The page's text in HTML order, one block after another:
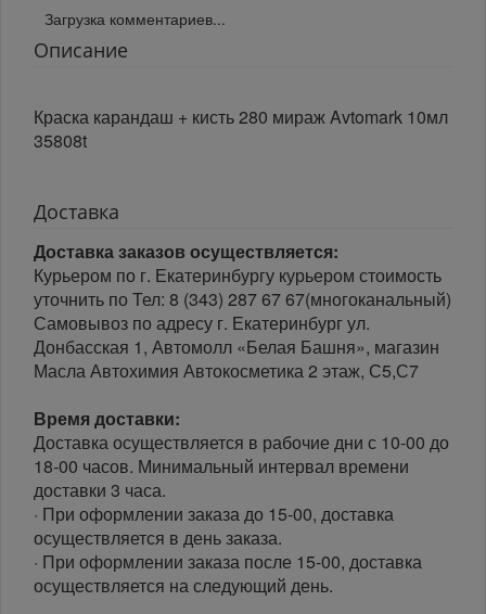
Загрузка комментариев...
Описание
Краска карандаш + кисть 280 мираж Avtomark 10мл
35808t
Доставка
Доставка заказов осуществляется:
Курьером по г. Екатеринбургу курьером стоимость
уточнить по Тел: 8 (343) 287 67 67(многоканальный)
Самовывоз по адресу г. Екатеринбург ул.
Донбасская 1, Автомолл «Белая Башня», магазин
Масла Автохимия Автокосметика 2 этаж, С5,С7
Время доставки:
Доставка осуществляется в рабочие дни с 10-00 до
18-00 часов. Минимальный интервал времени
доставки 3 часа.
· При оформлении заказа до 15-00, доставка
осуществляется в день заказа.
· При оформлении заказа после 15-00, доставка
осуществляется на следующий день.